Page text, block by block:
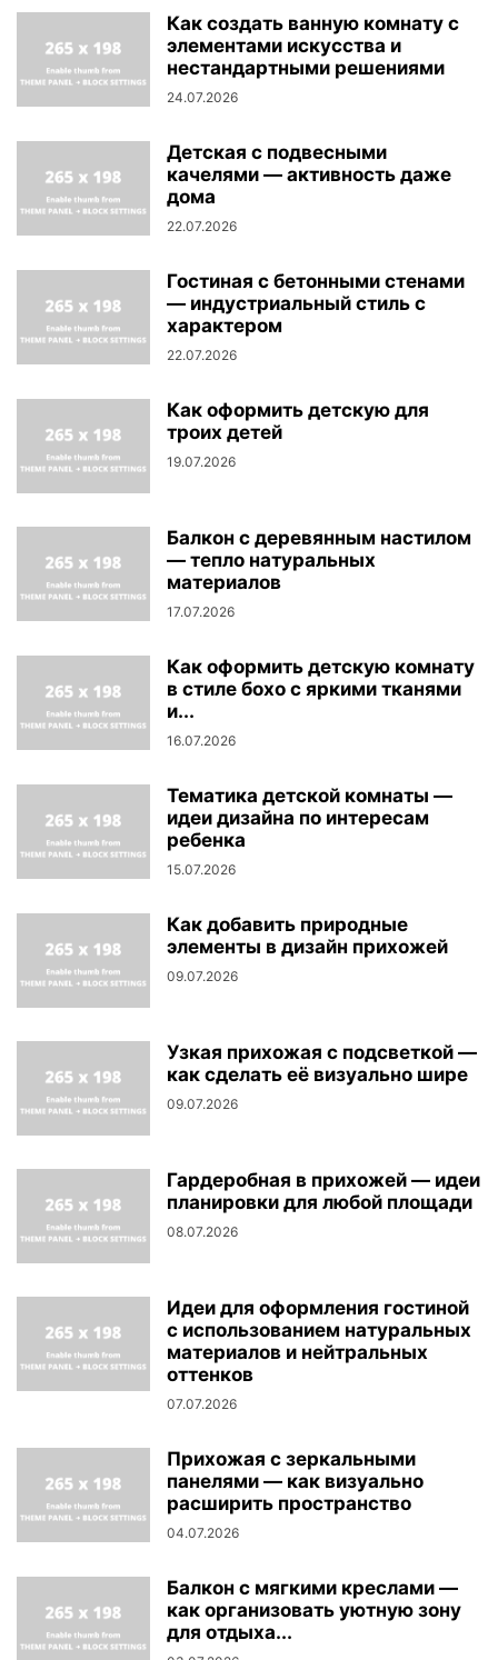
Как создать ванную комнату с
элементами искусства и
нестандартными решениями
24.07.2026
Детская с подвесными
качелями — активность даже
дома
22.07.2026
Гостиная с бетонными стенами
— индустриальный стиль с
характером
22.07.2026
Как оформить детскую для
троих детей
19.07.2026
Балкон с деревянным настилом
— тепло натуральных
материалов
17.07.2026
Как оформить детскую комнату
в стиле бохо с яркими тканями
и...
16.07.2026
Тематика детской комнаты —
идеи дизайна по интересам
ребенка
15.07.2026
Как добавить природные
элементы в дизайн прихожей
09.07.2026
Узкая прихожая с подсветкой —
как сделать её визуально шире
09.07.2026
Гардеробная в прихожей — идеи
планировки для любой площади
08.07.2026
Идеи для оформления гостиной
с использованием натуральных
материалов и нейтральных
оттенков
07.07.2026
Прихожая с зеркальными
панелями — как визуально
расширить пространство
04.07.2026
Балкон с мягкими креслами —
как организовать уютную зону
для отдыха...